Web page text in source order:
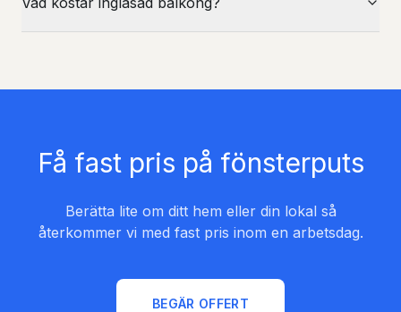
Få fast pris på fönsterputs
Berätta lite om ditt hem eller din lokal så
återkommer vi med fast pris inom en arbetsdag.
BEGÄR OFFERT